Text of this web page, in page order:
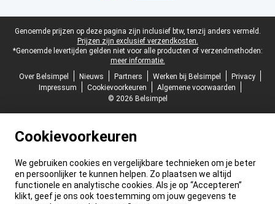
Juridische voettekst
Genoemde prijzen op deze pagina zijn inclusief btw, tenzij anders vermeld.
Prijzen zijn exclusief verzendkosten.
*Genoemde levertijden gelden niet voor alle producten of verzendmethoden:
meer informatie.
Over Belsimpel
Nieuws Partners Werken bij Belsimpel
Privacy
Impressum
Cookievoorkeuren
Algemene voorwaarden
© 2026 Belsimpel
Cookievoorkeuren
We gebruiken cookies en vergelijkbare technieken om je beter
en persoonlijker te kunnen helpen. Zo plaatsen we altijd
functionele en analytische cookies. Als je op “Accepteren”
klikt, geef je ons ook toestemming om jouw gegevens te